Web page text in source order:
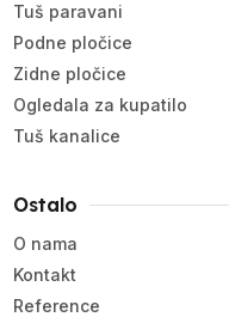
Tuš paravani
Podne pločice
Zidne pločice
Ogledala za kupatilo
Tuš kanalice
Ostalo
O nama
Kontakt
Reference